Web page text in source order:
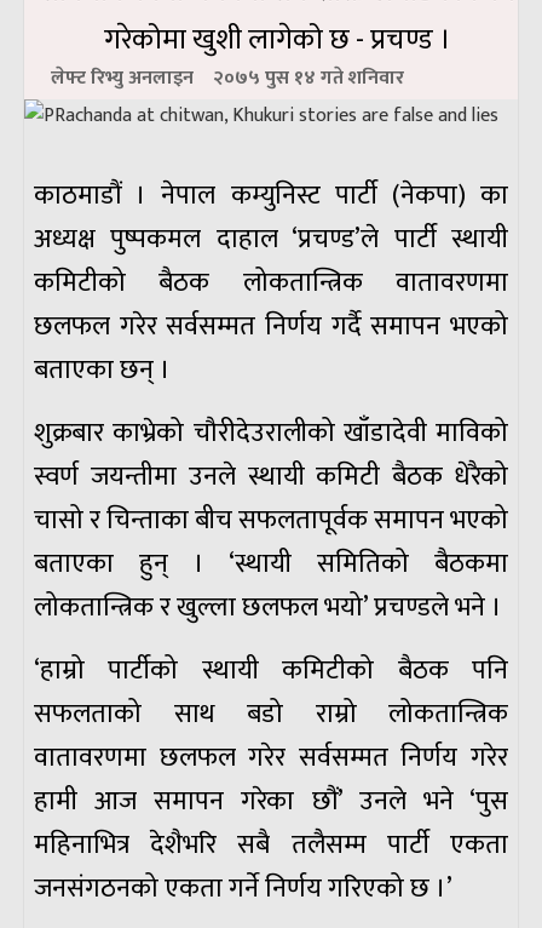
गरेकोमा खुशी लागेको छ - प्रचण्ड ।
लेफ्ट रिभ्यु अनलाइन २०७५ पुस १४ गते शनिवार
काठमाडौं । नेपाल कम्युनिस्ट पार्टी (नेकपा) का
अध्यक्ष पुष्पकमल दाहाल ‘प्रचण्ड’ले पार्टी स्थायी
कमिटीको बैठक लोकतान्त्रिक वातावरणमा
छलफल गरेर सर्वसम्मत निर्णय गर्दै समापन भएको
बताएका छन् ।
शुक्रबार काभ्रेको चौरीदेउरालीको खाँडादेवी माविको
स्वर्ण जयन्तीमा उनले स्थायी कमिटी बैठक धेरैको
चासो र चिन्ताका बीच सफलतापूर्वक समापन भएको
बताएका हुन् । ‘स्थायी समितिको बैठकमा
लोकतान्त्रिक र खुल्ला छलफल भयो’ प्रचण्डले भने ।
‘हाम्रो पार्टीको स्थायी कमिटीको बैठक पनि
सफलताको साथ बडो राम्रो लोकतान्त्रिक
वातावरणमा छलफल गरेर सर्वसम्मत निर्णय गरेर
हामी आज समापन गरेका छौं’ उनले भने ‘पुस
महिनाभित्र देशैभरि सबै तलैसम्म पार्टी एकता
जनसंगठनको एकता गर्ने निर्णय गरिएको छ ।’